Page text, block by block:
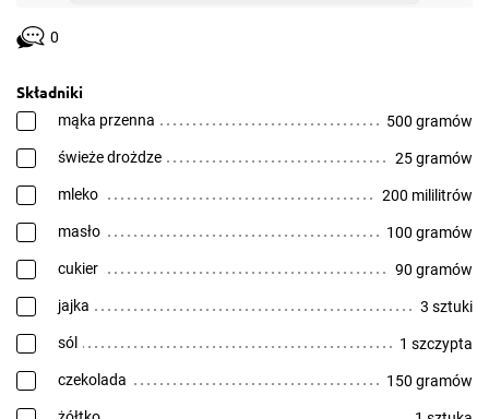
0
Składniki
mąka przenna 500 gramów
świeże drożdze 25 gramów
mleko 200 mililitrów
masło 100 gramów
cukier 90 gramów
jajka 3 sztuki
sól 1 szczypta
czekolada 150 gramów